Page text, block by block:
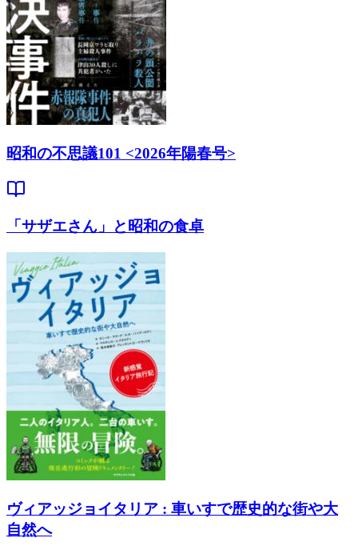
昭和の不思議101 <2026年陽春号>
「サザエさん」と昭和の食卓
ヴィアッジョイタリア : 車いすで歴史的な街や大
自然へ